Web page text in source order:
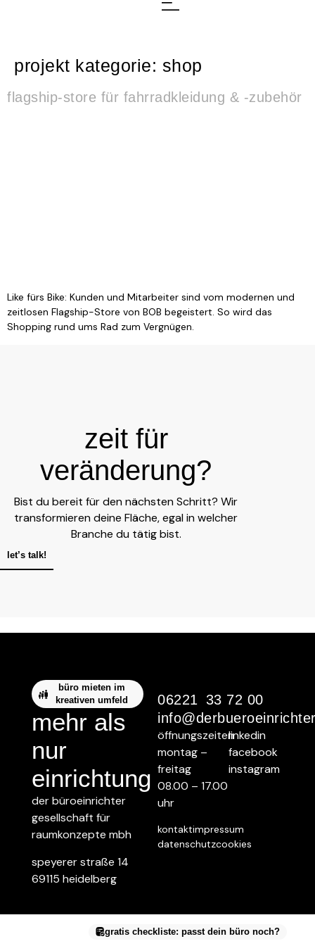
projekt kategorie: shop
flagship-store für fahrradkleidung & -zubehör
Like fürs Bike: Kunden und Mitarbeiter sind vom modernen und
zeitlosen Flagship-Store von BOB begeistert. So wird das
Shopping rund ums Rad zum Vergnügen.
zeit für
veränderung?
Bist du bereit für den nächsten Schritt? Wir
transformieren deine Fläche, egal in welcher
Branche du tätig bist.
let’s talk!
büro mieten im
kreativen umfeld
mehr als
nur
einrichtung
gratis checkliste: passt dein büro noch?
der büroeinrichter
gesellschaft für
raumkonzepte mbh
speyerer straße 14
69115 heidelberg
06221 33 72 00
öffnungszeiten
montag –
freitag
08.00 – 17.00
uhr
linkedin
facebook
instagram
kontaktimpressum
datenschutzcookies